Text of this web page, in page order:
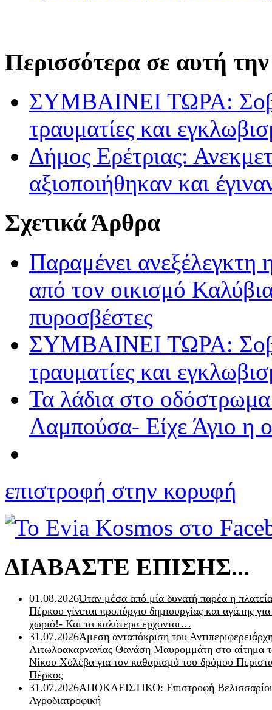
Περισσότερα σε αυτή
ΣΥΜΒΑΙΝΕΙ ΤΩΡΑ:
τραυματίες και
Δήμος Ερέτριας:
αξιοποιήθηκαν και
Σχετικά Άρθρα
Παραμένει
από τον οικισμό
πυροσβέστες
ΣΥΜΒΑΙΝΕΙ ΤΩΡΑ:
τραυματίες και
Τα λάδια στο
Λαμπούσα- Είχε Άγιο η
επιστροφή στην κορυφή
ΔΙΑΒΑΣΤΕ ΕΠΙΣΗΣ...
01.08.2026Όταν μέσα από μία δυνατή παρέα η
Πέρκου γίνεται προπύργιο δημιουργίας και αγάπης
χωριό!- Και τα καλύτερα έρχονται…
31.07.2026Άμεση ανταπόκριση του
Αιτωλοακαρνανίας Θανάση Μαυρομμάτη στο αίτημα
Νίκου Χολέβα για τον καθαρισμό του δρόμου
Πέρκος
31.07.2026ΑΠΟΚΛΕΙΣΤΙΚΟ: Επιστροφή
Αγροδιατροφική